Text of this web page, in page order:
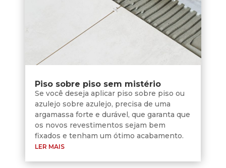
Piso sobre piso sem mistério
Se você deseja aplicar piso sobre piso ou
azulejo sobre azulejo, precisa de uma
argamassa forte e durável, que garanta que
os novos revestimentos sejam bem
fixados e tenham um ótimo acabamento.
LER MAIS